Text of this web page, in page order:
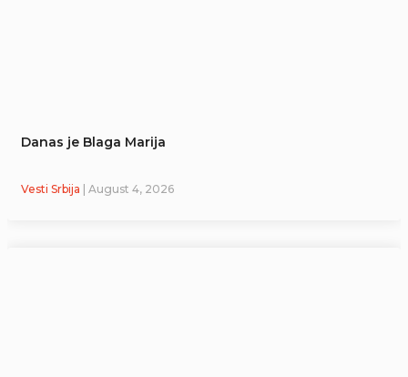
Danas je Blaga Marija
Vesti Srbija | August 4, 2026